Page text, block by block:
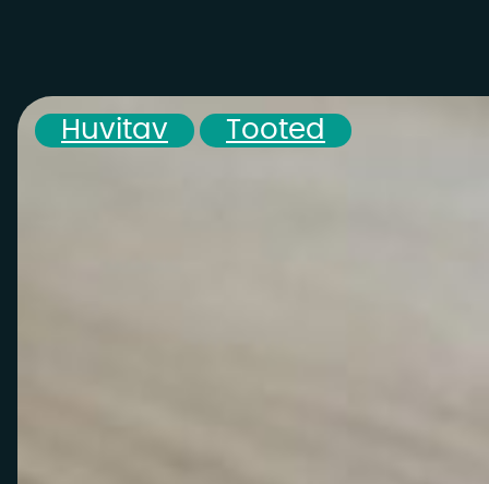
Huvitav Tooted